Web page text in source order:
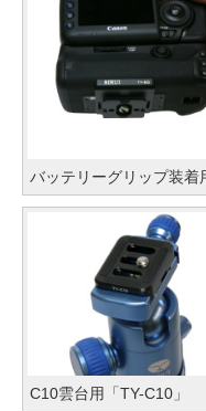
バッテリーグリップ装着
C10雲台用「TY-C10」